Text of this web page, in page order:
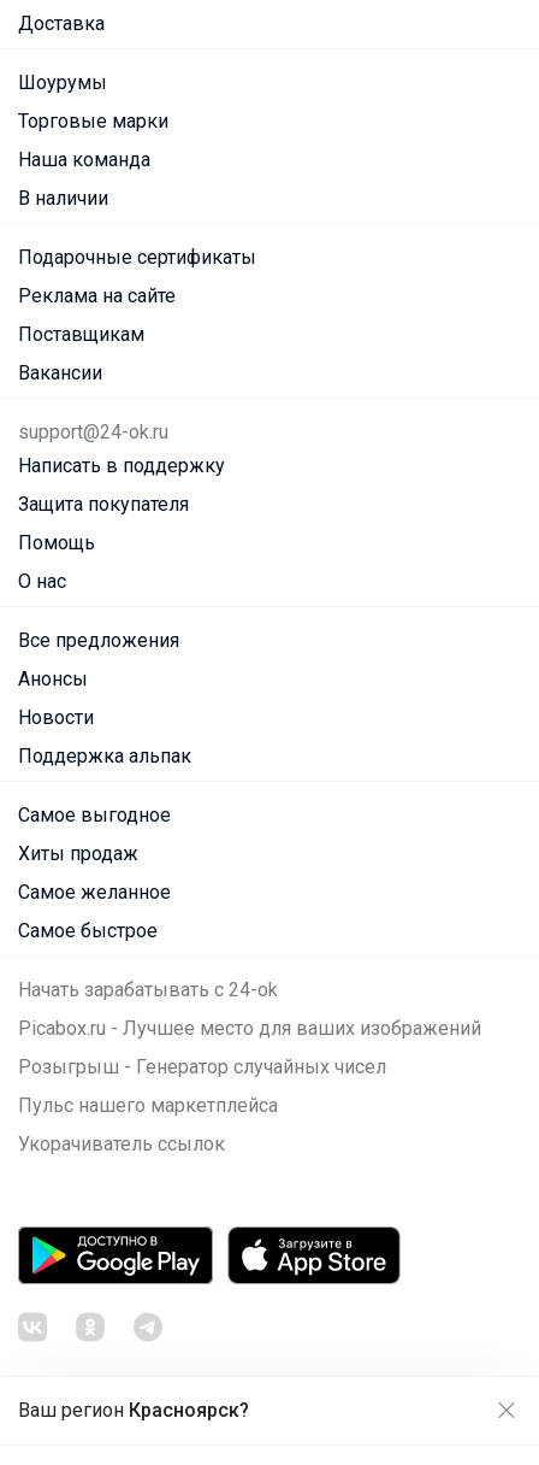
Ваш регион Красноярск?
Доставка
Шоурумы
Торговые марки
Наша команда
В наличии
Подарочные сертификаты
Реклама на сайте
Поставщикам
Вакансии
support@24-ok.ru
Написать в поддержку
Защита покупателя
Помощь
О нас
Все предложения
Анонсы
Новости
Поддержка альпак
Самое выгодное
Хиты продаж
Самое желанное
Самое быстрое
Начать зарабатывать с 24-ok
Picabox.ru - Лучшее место для ваших изображений
Розыгрыш - Генератор случайных чисел
Пульс нашего маркетплейса
Укорачиватель ссылок
Продолжая использовать этот сайт и нажимая кнопку